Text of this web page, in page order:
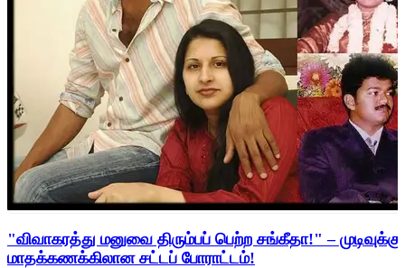
"விவாகரத்து மனுவை திரும்பப் பெற்ற சங்கீதா!" –
மாதக்கணக்கிலான சட்டப் போராட்டம்!